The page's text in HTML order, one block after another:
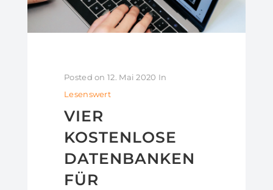
Posted on 12. Mai 2020 In
Lesenswert
VIER
KOSTENLOSE
DATENBANKEN
FÜR